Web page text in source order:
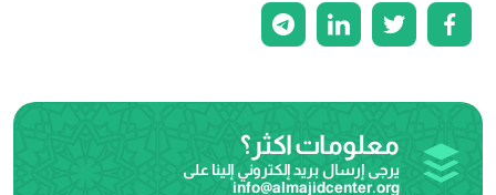
معلومات اكثر؟
يرجى إرسال بريد إلكتروني إلينا على
info@almajidcenter.org